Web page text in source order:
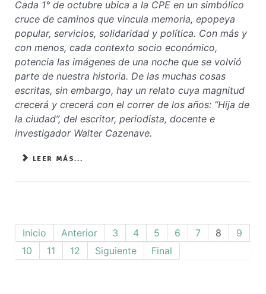
Cada 1° de octubre ubica a la CPE en un simbólico
cruce de caminos que vincula memoria, epopeya
popular, servicios, solidaridad y política. Con más y
con menos, cada contexto socio económico,
potencia las imágenes de una noche que se volvió
parte de nuestra historia. De las muchas cosas
escritas, sin embargo, hay un relato cuya magnitud
crecerá y crecerá con el correr de los años: “Hija de
la ciudad”, del escritor, periodista, docente e
investigador Walter Cazenave.
LEER MÁS...
Inicio Anterior 3 4 5 6 7 8
9
10
11 12 Siguiente Final